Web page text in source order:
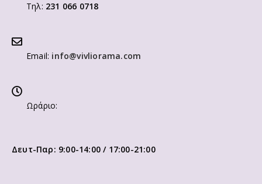
Τηλ: 231 066 0718
Email: info@vivliorama.com
Ωράριο:
Δευτ-Παρ: 9:00-14:00 / 17:00-21:00